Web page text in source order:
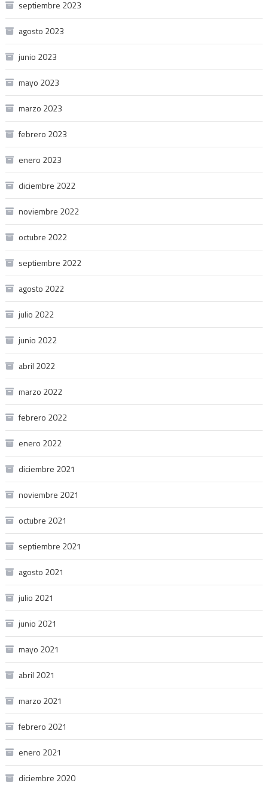
septiembre 2023
agosto 2023
junio 2023
mayo 2023
marzo 2023
febrero 2023
enero 2023
diciembre 2022
noviembre 2022
octubre 2022
septiembre 2022
agosto 2022
julio 2022
junio 2022
abril 2022
marzo 2022
febrero 2022
enero 2022
diciembre 2021
noviembre 2021
octubre 2021
septiembre 2021
agosto 2021
julio 2021
junio 2021
mayo 2021
abril 2021
marzo 2021
febrero 2021
enero 2021
diciembre 2020